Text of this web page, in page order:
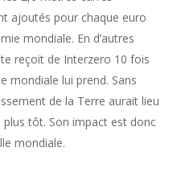
ajoutés pour chaque euro
mondiale. En d’autres
reçoit de Interzero 10 fois
mondiale lui prend. Sans
de la Terre aurait lieu
tôt. Son impact est donc
mondiale.